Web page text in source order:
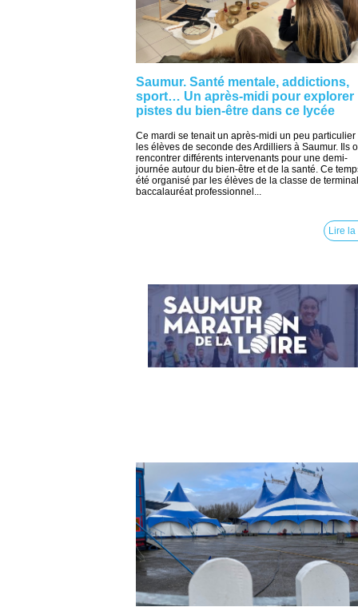
Saumur. Santé mentale, addictions,
sport… Un après-midi pour explorer
pistes du bien-être dans ce lycée
Ce mardi se tenait un après-midi un peu particulier
les élèves de seconde des Ardilliers à Saumur. Ils
rencontrer différents intervenants pour une demi-
journée autour du bien-être et de la santé. Ce
été organisé par les élèves de la classe de
baccalauréat professionnel...
Lire la